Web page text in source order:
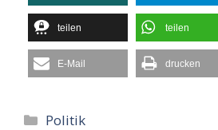
teilen teilen
E-Mail drucken
Kategorien
Politik